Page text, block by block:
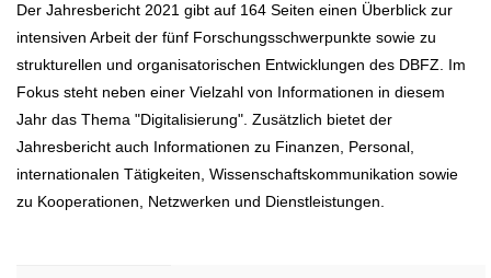
Der Jahresbericht 2021 gibt auf 164 Seiten einen Überblick zur
intensiven Arbeit der fünf Forschungsschwerpunkte sowie zu
strukturellen und organisatorischen Entwicklungen des DBFZ. Im
Fokus steht neben einer Vielzahl von Informationen in diesem
Jahr das Thema "Digitalisierung". Zusätzlich bietet der
Jahresbericht auch Informationen zu Finanzen, Personal,
internationalen Tätigkeiten, Wissenschaftskommunikation sowie
zu Kooperationen, Netzwerken und Dienstleistungen.